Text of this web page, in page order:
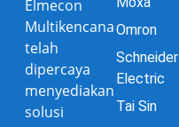
Elmecon
Multikencana
telah
dipercaya
menyediakan
solusi
Omron
Schneider
Electric
Tai Sin